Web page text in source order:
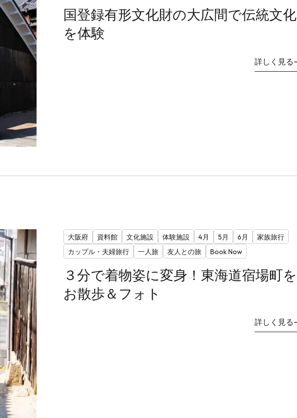
国登録有形文化財の大広間で伝統文化
を体験
詳しく見る
大阪府 資料館 文化施設 体験施設 4月 5月 6月
家族旅行
カップル・夫婦旅行
一人旅 友人との旅 Book Now
３分で着物姿に変身！東海道宿場町を
お散歩＆フォト
詳しく見る